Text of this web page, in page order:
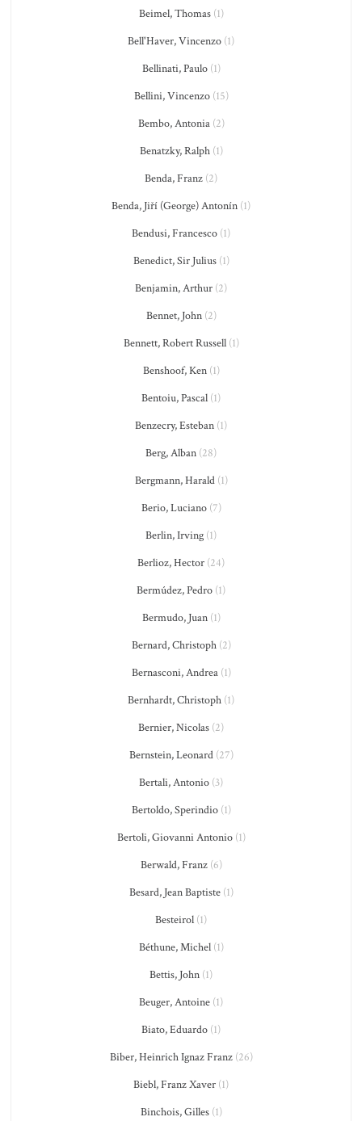
Beimel, Thomas(1)
Bell'Haver, Vincenzo (1)
Bellinati, Paulo(1)
Bellini, Vincenzo(15)
Bembo, Antonia(2)
Benatzky, Ralph(1)
Benda, Franz (2)
Benda, Jiří (George) Antonín (1)
Bendusi, Francesco (1)
Benedict, Sir Julius(1)
Benjamin, Arthur (2)
Bennet, John(2)
Bennett, Robert Russell(1)
Benshoof, Ken(1)
Bentoiu, Pascal (1)
Benzecry, Esteban (1)
Berg, Alban (28)
Bergmann, Harald(1)
Berio, Luciano(7)
Berlin, Irving (1)
Berlioz, Hector (24)
Bermúdez, Pedro (1)
Bermudo, Juan(1)
Bernard, Christoph(2)
Bernasconi, Andrea(1)
Bernhardt, Christoph (1)
Bernier, Nicolas (2)
Bernstein, Leonard(27)
Bertali, Antonio (3)
Bertoldo, Sperindio(1)
Bertoli, Giovanni Antonio(1)
Berwald, Franz(6)
Besard, Jean Baptiste(1)
Besteirol (1)
Béthune, Michel(1)
Bettis, John (1)
Beuger, Antoine (1)
Biato, Eduardo (1)
Biber, Heinrich Ignaz Franz(26)
Biebl, Franz Xaver (1)
Binchois, Gilles(1)